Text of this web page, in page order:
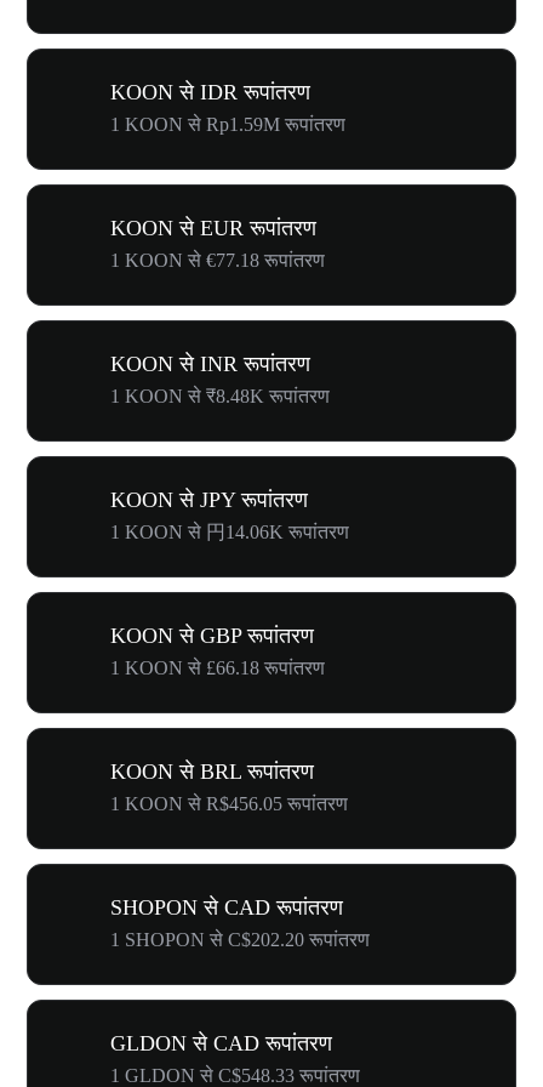
KOON से IDR रूपांतरण
1 KOON से Rp1.59M रूपांतरण
KOON से EUR रूपांतरण
1 KOON से €77.18 रूपांतरण
KOON से INR रूपांतरण
1 KOON से ₹8.48K रूपांतरण
KOON से JPY रूपांतरण
1 KOON से 円14.06K रूपांतरण
KOON से GBP रूपांतरण
1 KOON से £66.18 रूपांतरण
KOON से BRL रूपांतरण
1 KOON से R$456.05 रूपांतरण
SHOPON से CAD रूपांतरण
1 SHOPON से C$202.20 रूपांतरण
GLDON से CAD रूपांतरण
1 GLDON से C$548.33 रूपांतरण